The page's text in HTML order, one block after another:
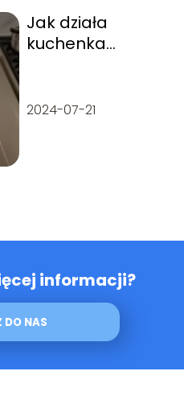
Jak działa
kuchenka
2024-07-21
informacji?
DO NAS